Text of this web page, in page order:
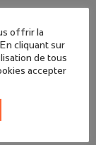
offrir la
cliquant sur
de tous
accepter